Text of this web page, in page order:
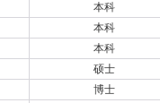
本科
本科
本科
硕士
博士